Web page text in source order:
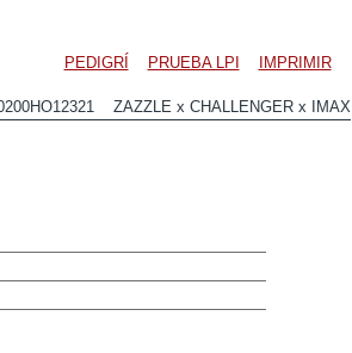
PEDIGRÍ PRUEBA LPI IMPRIMIR
ZAZZLE x CHALLENGER x IMAX